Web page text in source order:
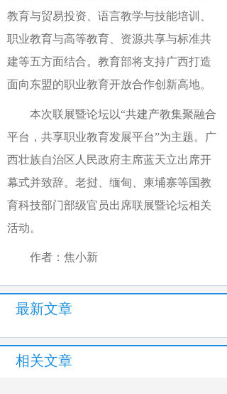
教育与贸易投资、语言教学与技能培训、
职业教育与高等教育、资源共享与标准共
建等五方面结合。教育部将支持广西打造
面向东盟的职业教育开放合作创新高地。
本次联展暨论坛以“共建产教集聚融合
平台，共享职业教育发展平台”为主题。广
西壮族自治区人民政府主席蓝天立出席开
幕式并致辞。老挝、缅甸、柬埔寨等国教
育科技部门部级官员出席联展暨论坛相关
活动。
作者：焦小新
最新文章
相关文章